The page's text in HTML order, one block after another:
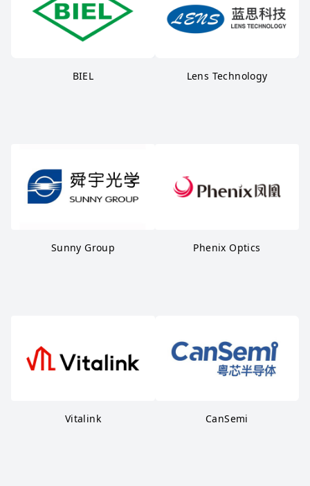
BIEL Lens Technology
Sunny Group Phenix Optics
Vitalink CanSemi